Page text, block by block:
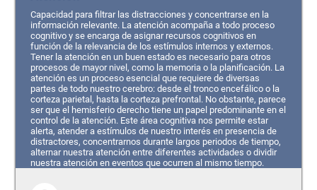
Capacidad para filtrar las distracciones y concentrarse en la
información relevante. La atención acompaña a todo proceso
cognitivo y se encarga de asignar recursos cognitivos en
función de la relevancia de los estímulos internos y externos.
Tener la atención en un buen estado es necesario para otros
procesos de mayor nivel, como la memoria o la planificación. La
atención es un proceso esencial que requiere de diversas
partes de todo nuestro cerebro: desde el tronco encefálico o la
corteza parietal, hasta la corteza prefrontal. No obstante, parece
ser que el hemisferio derecho tiene un papel predominante en el
control de la atención. Este área cognitiva nos permite estar
alerta, atender a estímulos de nuestro interés en presencia de
distractores, concentrarnos durante largos periodos de tiempo,
alternar nuestra atención entre diferentes actividades o dividir
nuestra atención en eventos que ocurren al mismo tiempo.